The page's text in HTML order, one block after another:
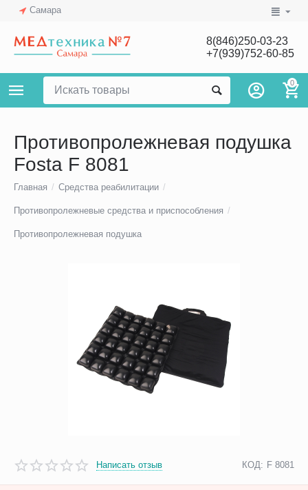
Самара
8(846)250-03-23
+7(939)752-60-85
0
Противопролежневая подушка
Fosta F 8081
Главная / Средства реабилитации /
Противопролежневые средства и приспособления /
Противопролежневая подушка
Написать отзыв КОД: F 8081